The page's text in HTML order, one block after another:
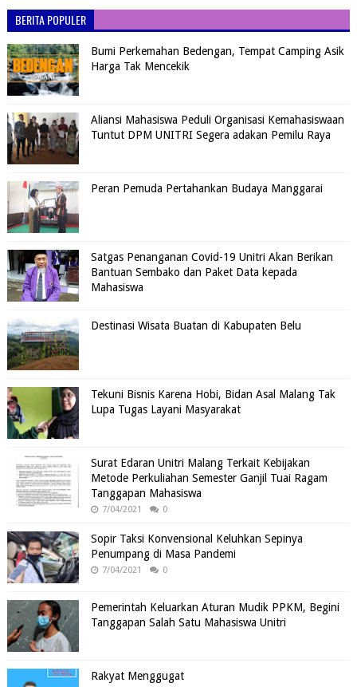
BERITA POPULER
Bumi Perkemahan Bedengan, Tempat Camping Asik
Harga Tak Mencekik
Aliansi Mahasiswa Peduli Organisasi Kemahasiswaan
Tuntut DPM UNITRI Segera adakan Pemilu Raya
Peran Pemuda Pertahankan Budaya Manggarai
Satgas Penanganan Covid-19 Unitri Akan Berikan
Bantuan Sembako dan Paket Data kepada
Mahasiswa
Destinasi Wisata Buatan di Kabupaten Belu
Tekuni Bisnis Karena Hobi, Bidan Asal Malang Tak
Lupa Tugas Layani Masyarakat
Surat Edaran Unitri Malang Terkait Kebijakan
Metode Perkuliahan Semester Ganjil Tuai Ragam
Tanggapan Mahasiswa
7/04/2021 0
Sopir Taksi Konvensional Keluhkan Sepinya
Penumpang di Masa Pandemi
7/04/2021 0
Pemerintah Keluarkan Aturan Mudik PPKM, Begini
Tanggapan Salah Satu Mahasiswa Unitri
Rakyat Menggugat